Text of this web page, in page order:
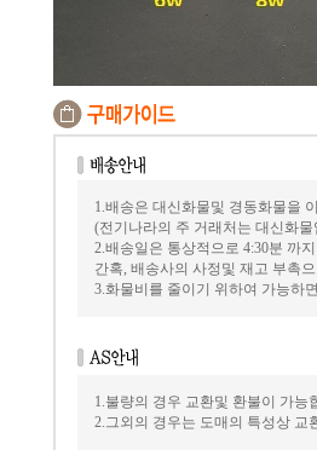
1.배송은 대신화물및 경동화물을
(전기나라의 주 거래처는 대신화물
2.배송일은 통상적으로 4:30분 까
간혹, 배송사의 사정및 재고 부촉
3.화물비를 줄이기 위하여 가능하
1.불량의 경우 교환및 환불이 가능
2.그외의 경우는 도매의 특성상 교